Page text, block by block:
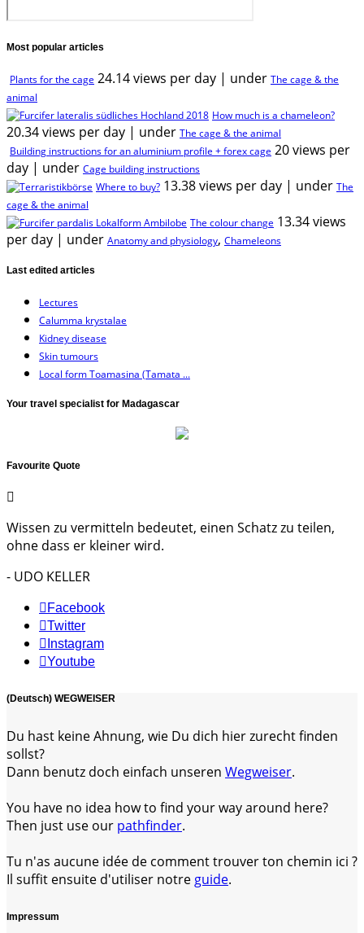
Most popular articles
Plants for the cage 24.14 views per day | under The cage & the
animal
How much is a chameleon?
20.34 views per day | under The cage & the animal
Building instructions for an aluminium profile + forex cage 20 views per
day | under Cage building instructions
Where to buy? 13.38 views per day | under The
cage & the animal
The colour change 13.34 views
per day | under Anatomy and physiology, Chameleons
Last edited articles
Lectures
Calumma krystalae
Kidney disease
Skin tumours
Local form Toamasina (Tamata ...
Your travel specialist for Madagascar
Favourite Quote
Wissen zu vermitteln bedeutet, einen Schatz zu teilen,
ohne dass er kleiner wird.
- UDO KELLER
Facebook
Twitter
Instagram
Youtube
(Deutsch) WEGWEISER
Du hast keine Ahnung, wie Du dich hier zurecht finden
sollst?
Dann benutz doch einfach unseren Wegweiser.
You have no idea how to find your way around here?
Then just use our pathfinder.
Tu n'as aucune idée de comment trouver ton chemin ici ?
Il suffit ensuite d'utiliser notre guide.
Impressum